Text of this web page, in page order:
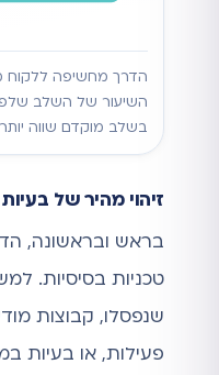
הדרך מחשיפה
השיעור של השלב
בשלב מוקדם שווה
זיהוי מהיר של
בראש ובראשונה,
טכניות בסיסיות.
שנפסלו, קבוצות
פעילות, או בעיות